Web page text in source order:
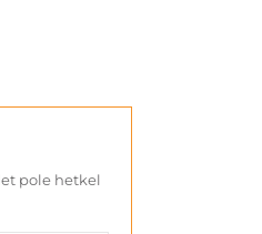
pole hetkel